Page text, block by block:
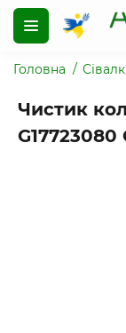
Головна
Чистик